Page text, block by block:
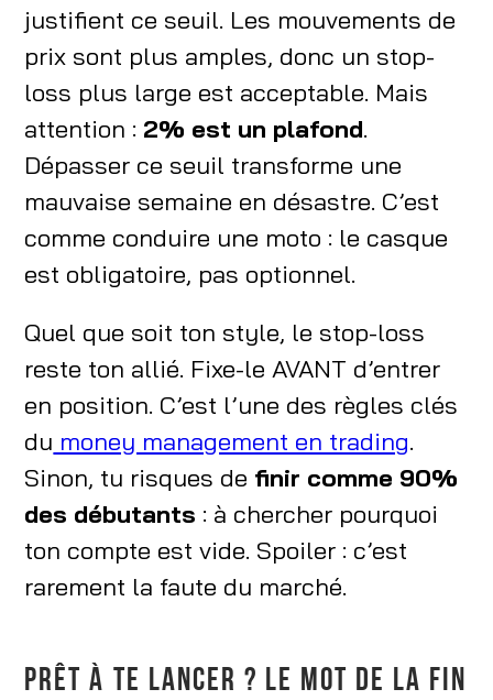
justifient ce seuil. Les mouvements de
prix sont plus amples, donc un stop-
loss plus large est acceptable. Mais
attention : 2% est un plafond.
Dépasser ce seuil transforme une
mauvaise semaine en désastre. C’est
comme conduire une moto : le casque
est obligatoire, pas optionnel.
Quel que soit ton style, le stop-loss
reste ton allié. Fixe-le AVANT d’entrer
en position. C’est l’une des règles clés
du money management en trading.
Sinon, tu risques de finir comme 90%
des débutants : à chercher pourquoi
ton compte est vide. Spoiler : c’est
rarement la faute du marché.
PRÊT À TE LANCER ? LE MOT DE LA FIN